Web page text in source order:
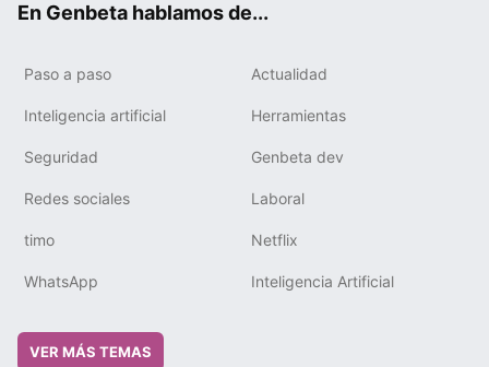
En Genbeta hablamos de...
Paso a paso Actualidad
Inteligencia artificial Herramientas
Seguridad Genbeta dev
Redes sociales Laboral
timo Netflix
WhatsApp Inteligencia Artificial
VER MÁS TEMAS